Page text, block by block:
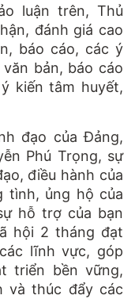
luận trên, Thủ
đánh giá cao
báo cáo, các ý
bản, báo cáo
kiến tâm huyết,
đạo của Đảng,
Phú Trọng, sự
điều hành của
tình, ủng hộ của
hỗ trợ của bạn
hội 2 tháng đạt
lĩnh vực, góp
triển bền vững,
và thúc đẩy các